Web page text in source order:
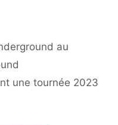
au
une tournée 2023